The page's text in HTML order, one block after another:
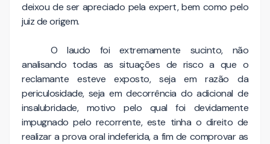
deixou de ser apreciado pela expert, bem como pelo
juiz de origem.
O laudo foi extremamente sucinto, não
analisando todas as situações de risco a que o
reclamante esteve exposto, seja em razão da
periculosidade, seja em decorrência do adicional de
insalubridade, motivo pelo qual foi devidamente
impugnado pelo recorrente, este tinha o direito de
realizar a prova oral indeferida, a fim de comprovar as